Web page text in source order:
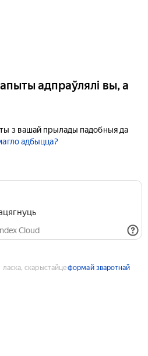
адпраўлялі вы, а
з вашай прылады падобныя да
адбыцца?
Cloud
ласка, скарыстайцеформай зваротнай